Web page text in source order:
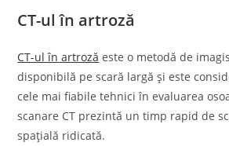
CT-ul în artroză
CT-ul în artroză este o metodă de
disponibilă pe scară largă și este
cele mai fiabile tehnici în evaluarea
scanare CT prezintă un timp rapid de
spațială ridicată.